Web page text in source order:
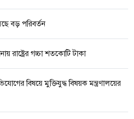
বড় পরিবর্তন
রাষ্ট্রের গচ্চা শতকোটি টাকা
বিষয়ে মুক্তিযুদ্ধ বিষয়ক মন্ত্রণালয়ের